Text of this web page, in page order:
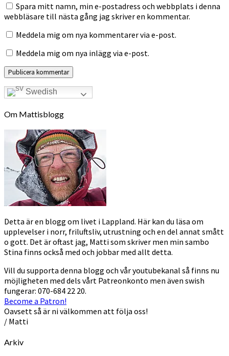
Spara mitt namn, min e-postadress och webbplats i denna
webbläsare till nästa gång jag skriver en kommentar.
Meddela mig om nya kommentarer via e-post.
Meddela mig om nya inlägg via e-post.
Swedish
Om Mattisblogg
Detta är en blogg om livet i Lappland. Här kan du läsa om
upplevelser i norr, friluftsliv, utrustning och en del annat smått
o gott. Det är oftast jag, Matti som skriver men min sambo
Stina finns också med och jobbar med allt detta.
Vill du supporta denna blogg och vår youtubekanal så finns nu
möjligheten med dels vårt Patreonkonto men även swish
fungerar: 070-684 22 20.
Become a Patron!
Oavsett så är ni välkommen att följa oss!
/ Matti
Arkiv